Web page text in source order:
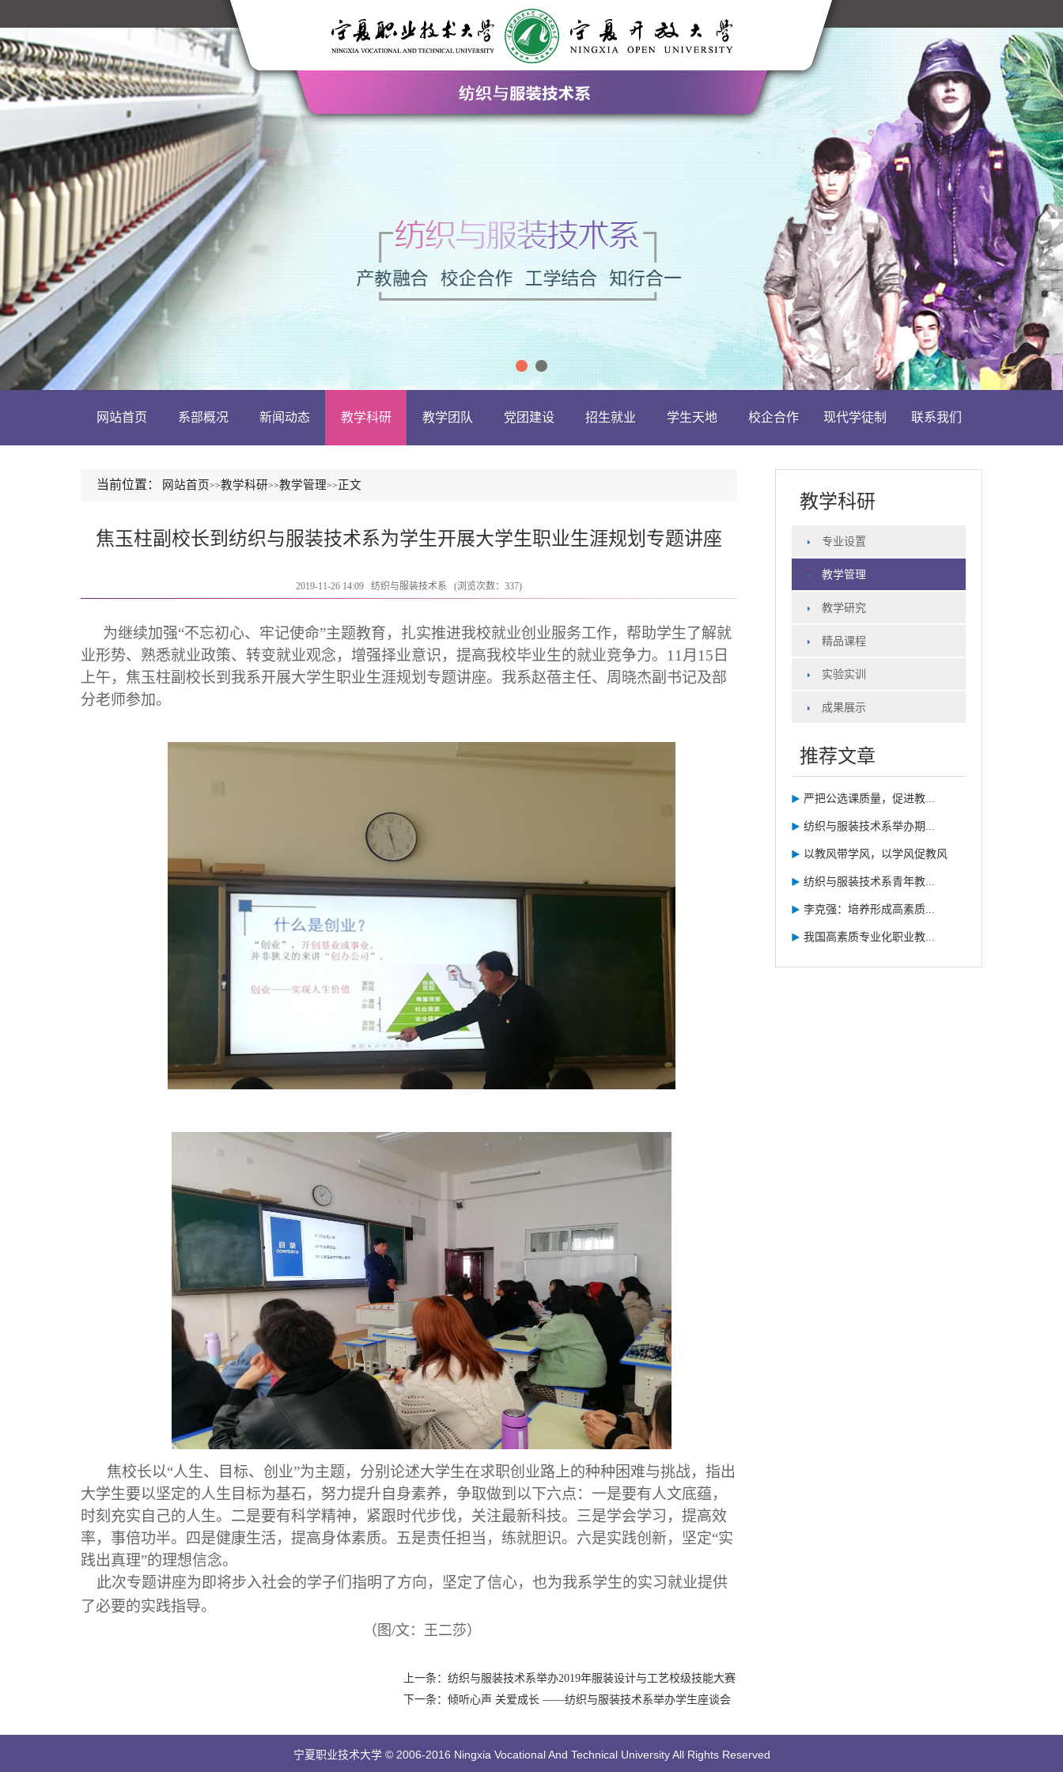
网站首页 系部概况 新闻动态 教学科研 教学团队 党团建设 招生就业 学生天地 校企合作 现代学徒制 联系我们
当前位置： 网站首页>>教学科研>>教学管理>> 正文
焦玉柱副校长到纺织与服装技术系为学生开展大学生职业生涯规划专题讲座
2019-11-26 14:09 纺织与服装技术系 (浏览次数： 337)
为继续加强“不忘初心、牢记使命”主题教育，扎实推进我校就业创业服务工作，帮助学生了解就
业形势、熟悉就业政策、转变就业观念，增强择业意识，提高我校毕业生的就业竞争力。 11 月 15 日
上午，焦玉柱副校长到我系开展大学生职业生涯规划专题讲座。我系赵蓓主任、周晓杰副书记及部
分老师参加。
焦校长以“人生、目标、创业”为主题，分别论述大学生在求职创业路上的种种困难与挑战，指出
大学生要以坚定的人生目标为基石，努力提升自身素养，争取做到以下六点：一是要有人文底蕴，
时刻充实自己的人生。二是要有科学精神，紧跟时代步伐，关注最新科技。三是学会学习，提高效
率，事倍功半。四是健康生活，提高身体素质。五是责任担当，练就胆识。六是实践创新，坚定“实
践出真理”的理想信念。
此次专题讲座为即将步入社会的学子们指明了方向，坚定了信心，也为我系学生的实习就业提供
了必要的实践指导。
（图/文：王二莎）
上一条：纺织与服装技术系举办2019年服装设计与工艺校级技能大赛
下一条：倾听心声 关爱成长 ——纺织与服装技术系举办学生座谈会
教学科研
专业设置
教学管理
教学研究
精品课程
实验实训
成果展示
推荐文章
严把公选课质量，促进教...
纺织与服装技术系举办期...
以教风带学风，以学风促教风
纺织与服装技术系青年教...
李克强：培养形成高素质...
我国高素质专业化职业教...
宁夏职业技术大学 © 2006-2016 Ningxia Vocational And Technical University All Rights Reserved